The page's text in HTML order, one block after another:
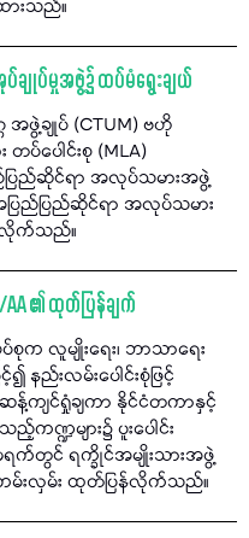
ားသည်။
ချုပ်မှုအဖွဲ့၌ ထပ်မံရွေးချယ်
အဖွဲ့ချုပ် (CTUM) ဗဟို
ပေါင်းစု (MLA)
ည်ပြည်ဆိုင်ရာ အလုပ်သမားအဖွဲ့
ြည်ပြည်ဆိုင်ရာ အလုပ်သမား
လိုက်သည်။
၏ ထုတ်ပြန်ချက်
က လူမျိုးရေး၊ ဘာသာရေး
နည်းလမ်းပေါင်းစုံဖြင့်
ကျင်ရှုံချကာ နိုင်ငံတကာနှင့်
များ၌ ပူးပေါင်း
က်တွင် ရက္ခိုင်အမျိုးသားအဖွဲ့
မ်းလှမ်း ထုတ်ပြန်လိုက်သည်။